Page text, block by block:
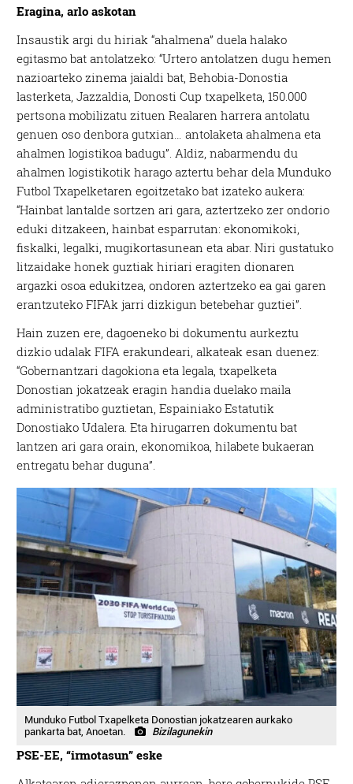
Eragina, arlo askotan
Insaustik argi du hiriak “ahalmena” duela halako
egitasmo bat antolatzeko: “Urtero antolatzen dugu hemen
nazioarteko zinema jaialdi bat, Behobia-Donostia
lasterketa, Jazzaldia, Donosti Cup txapelketa, 150.000
pertsona mobilizatu zituen Realaren harrera antolatu
genuen oso denbora gutxian… antolaketa ahalmena eta
ahalmen logistikoa badugu”. Aldiz, nabarmendu du
ahalmen logistikotik harago aztertu behar dela Munduko
Futbol Txapelketaren egoitzetako bat izateko aukera:
“Hainbat lantalde sortzen ari gara, aztertzeko zer ondorio
eduki ditzakeen, hainbat esparrutan: ekonomikoki,
fiskalki, legalki, mugikortasunean eta abar. Niri gustatuko
litzaidake honek guztiak hiriari eragiten dionaren
argazki osoa edukitzea, ondoren aztertzeko ea gai garen
erantzuteko FIFAk jarri dizkigun betebehar guztiei”.
Hain zuzen ere, dagoeneko bi dokumentu aurkeztu
dizkio udalak FIFA erakundeari, alkateak esan duenez:
“Gobernantzari dagokiona eta legala, txapelketa
Donostian jokatzeak eragin handia duelako maila
administratibo guztietan, Espainiako Estatutik
Donostiako Udalera. Eta hirugarren dokumentu bat
lantzen ari gara orain, ekonomikoa, hilabete bukaeran
entregatu behar duguna”.
Munduko Futbol Txapelketa Donostian jokatzearen aurkako
pankarta bat, Anoetan.
Bizilagunekin
PSE-EE, “irmotasun” eske